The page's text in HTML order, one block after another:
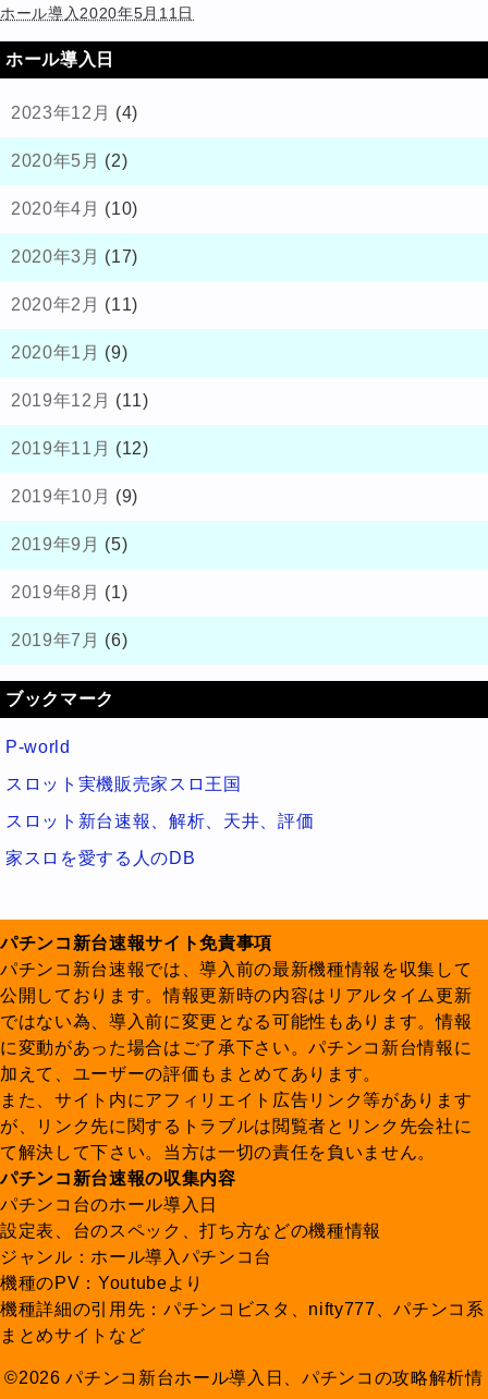
ホール導入2020年5月11日
ホール導入日
2023年12月 (4)
2020年5月 (2)
2020年4月 (10)
2020年3月 (17)
2020年2月 (11)
2020年1月 (9)
2019年12月 (11)
2019年11月 (12)
2019年10月 (9)
2019年9月 (5)
2019年8月 (1)
2019年7月 (6)
ブックマーク
P-world
スロット実機販売家スロ王国
スロット新台速報、解析、天井、評価
家スロを愛する人のDB
パチンコ新台速報サイト免責事項
パチンコ新台速報では、導入前の最新機種情報を収集して
公開しております。情報更新時の内容はリアルタイム更新
ではない為、導入前に変更となる可能性もあります。情報
に変動があった場合はご了承下さい。パチンコ新台情報に
加えて、ユーザーの評価もまとめてあります。
また、サイト内にアフィリエイト広告リンク等があります
が、リンク先に関するトラブルは閲覧者とリンク先会社に
て解決して下さい。当方は一切の責任を負いません。
パチンコ新台速報の収集内容
パチンコ台のホール導入日
設定表、台のスペック、打ち方などの機種情報
ジャンル：ホール導入パチンコ台
機種のPV：Youtubeより
機種詳細の引用先：パチンコビスタ、nifty777、パチンコ系
まとめサイトなど
©2026 パチンコ新台ホール導入日、パチンコの攻略解析情